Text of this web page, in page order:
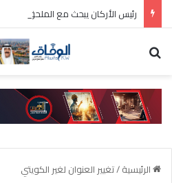
الرئيسية/تغيير العنوان لغير الكويتي